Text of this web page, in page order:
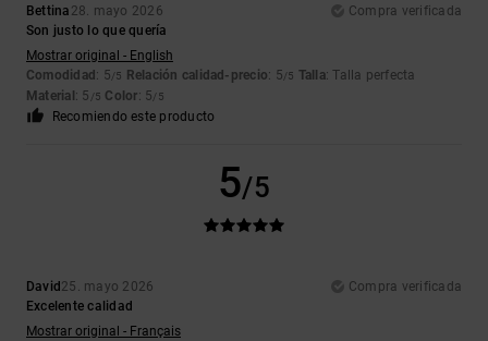
Bettina 28. mayo 2026
Compra verificada
Son justo lo que quería
Mostrar original - English
Comodidad : 5/5 Relación calidad-precio: 5/5 Talla: Talla perfecta
Material : 5 /5 Color: 5/5
Recomiendo este producto
5/5
David 25. mayo 2026
Compra verificada
Excelente calidad
Mostrar original - Français